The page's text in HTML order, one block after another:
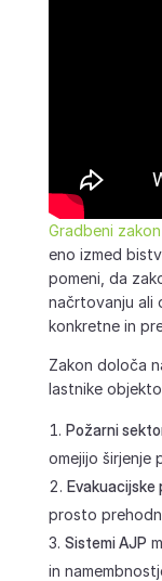
Gradbeni zakon
eno izmed
pomeni, da
načrtovanju ali
konkretne in
Zakon določa
lastnike
Požarni
omejijo širjenje
Evakuacijske
prosto
Sistemi AJP
in